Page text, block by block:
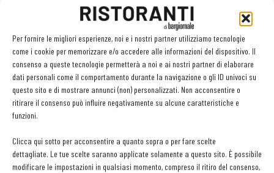
Per fornire le migliori esperienze, noi e i nostri partner utilizziamo tecnologie
come i cookie per memorizzare e/o accedere alle informazioni del dispositivo. Il
consenso a queste tecnologie permetterà a noi e ai nostri partner di elaborare
dati personali come il comportamento durante la navigazione o gli ID univoci su
questo sito e di mostrare annunci (non) personalizzati. Non acconsentire o
ritirare il consenso può influire negativamente su alcune caratteristiche e
funzioni.
Clicca qui sotto per acconsentire a quanto sopra o per fare scelte
dettagliate. Le tue scelte saranno applicate solamente a questo sito. È possibile
modificare le impostazioni in qualsiasi momento, compreso il ritiro del consenso,
acquisibili solo dall’utente o da un suo intermediario delegato.
L’utilizzo della fattura elettronica, unitamente alla garanzia di
tracciabilità dei pagamenti ricevuti e effettuati sopra i 500 euro, e
della comunicazione telematica degli scontrini fiscali emessi
portano con sé un grande vantaggio per le aziende, che consiste
nella riduzione di due anni (da 5 a 3) dei termini per l’accertamento.
emesse che ricevute, tramite il cosiddetto spesometro.